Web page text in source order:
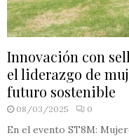
Innovación con
el liderazgo de
futuro sostenible
08/03/2025 0
En el evento ST8M: